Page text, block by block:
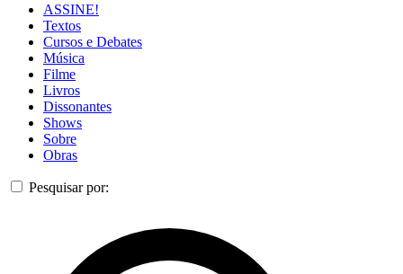
ASSINE!
Textos
Cursos e Debates
Música
Filme
Livros
Dissonantes
Shows
Sobre
Obras
Pesquisar por: